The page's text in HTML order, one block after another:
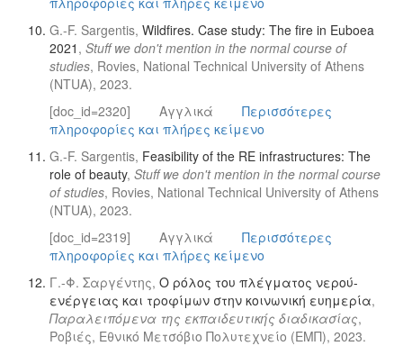
G.-F. Sargentis, Wildfires. Case study: The fire in Euboea
2021 , Stuff we don't mention in the normal course of
studies, Rovies, National Technical University of Athens
(NTUA), 2023.
[doc_id=2320]
Αγγλικά
Περισσότερες
πληροφορίες και πλήρες κείμενο
G.-F. Sargentis, Feasibility of the RE infrastructures: The
role of beauty, Stuff we don't mention in the normal course
of studies, Rovies, National Technical University of Athens
(NTUA), 2023.
[doc_id=2319]
Αγγλικά
Περισσότερες
πληροφορίες και πλήρες κείμενο
Γ.-Φ. Σαργέντης, Ο ρόλος του πλέγματος νερού-
ενέργειας και τροφίμων στην κοινωνική ευημερία,
Παραλειπόμενα της εκπαιδευτικής διαδικασίας,
Ροβιές, Εθνικό Μετσόβιο Πολυτεχνείο (ΕΜΠ), 2023.